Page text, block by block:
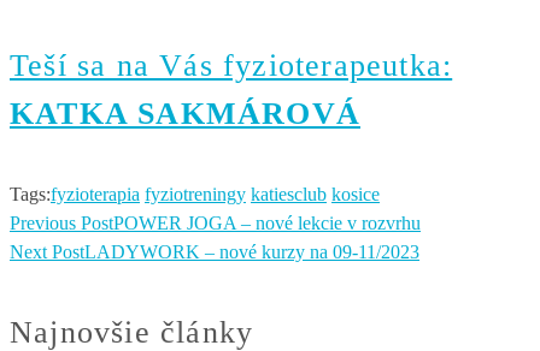
Teší sa na Vás fyzioterapeutka:
KATKA SAKMÁROVÁ
Tags:fyzioterapia fyziotreningy katiesclub kosice
Previous PostPOWER JOGA – nové lekcie v rozvrhu
Next PostLADYWORK – nové kurzy na 09-11/2023
Najnovšie články